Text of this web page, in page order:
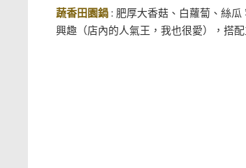
蔬香田園鍋 : 肥厚大香菇、白蘿蔔、絲
興趣（店內的人氣王，我也很愛），搭